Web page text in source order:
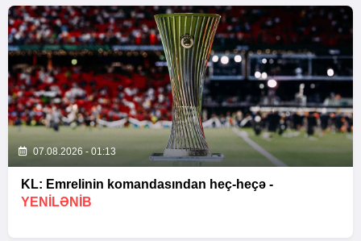
07.08.2026 - 01:13
KL: Emrelinin komandasından heç-heçə -
YENİLƏNİB